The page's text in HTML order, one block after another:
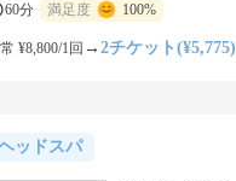
60分 満足度 100%
¥8,800/1回 → 2チケット(¥5,775)
ッドスパ